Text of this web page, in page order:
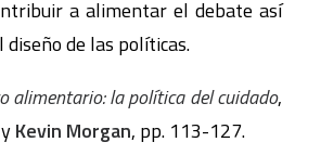
a alimentar el debate así
de las políticas.
alimentario: la política del cuidado,
yKevin Morgan, pp. 113-127.